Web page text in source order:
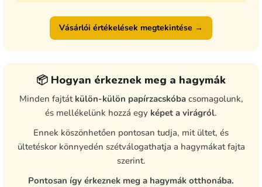
Vásárlói értékelések megtekintése →
📦 Hogyan érkeznek meg a hagymák
Minden fajtát külön-külön papírzacskóbacsomagolunk,
és mellékelünk hozzá egy képet a virágról.
Ennek köszönhetően pontosan tudja, mit ültet, és
ültetéskor könnyedén szétválogathatja a hagymákat fajta
szerint.
Pontosan így érkeznek meg a hagymák otthonába.